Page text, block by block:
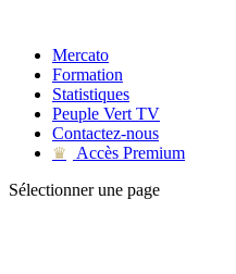
Mercato
Formation
Statistiques
Peuple Vert TV
Contactez-nous
♛
Accès Premium
Sélectionner une page